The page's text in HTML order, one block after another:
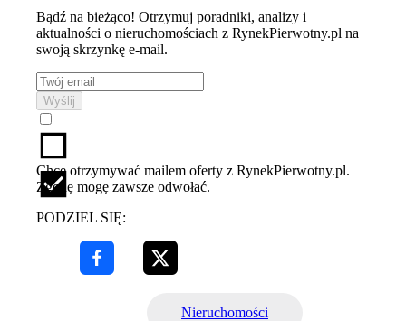
Bądź na bieżąco! Otrzymuj poradniki, analizy i
aktualności o nieruchomościach z RynekPierwotny.pl na
swoją skrzynkę e-mail.
Wyślij
Chcę otrzymywać mailem oferty z RynekPierwotny.pl.
Zgodę mogę zawsze odwołać.
PODZIEL SIĘ:
Nieruchomości